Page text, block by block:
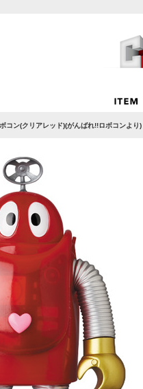
コン(クリアレッド)(がんばれ!!ロボコンよ